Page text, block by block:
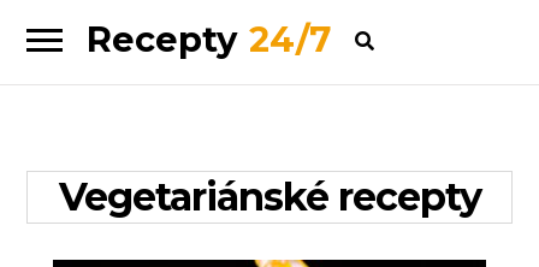
Skip
to
Skip
to
Recepty 24/7
Vegetariánské recepty